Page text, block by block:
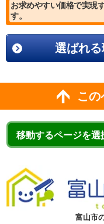
お求めやすい価格で実現
す。
選ばれる
この
富山市